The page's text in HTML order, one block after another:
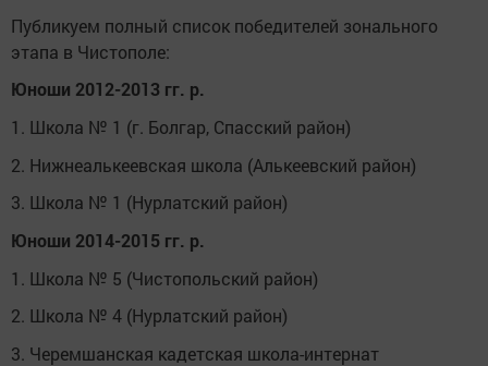
Публикуем полный список победителей зонального
этапа в Чистополе:
Юноши 2012-2013 гг. р.
1. Школа № 1 (г. Болгар, Спасский район)
2. Нижнеалькеевская школа (Алькеевский район)
3. Школа № 1 (Нурлатский район)
Юноши 2014-2015 гг. р.
1. Школа № 5 (Чистопольский район)
2. Школа № 4 (Нурлатский район)
3. Черемшанская кадетская школа-интернат